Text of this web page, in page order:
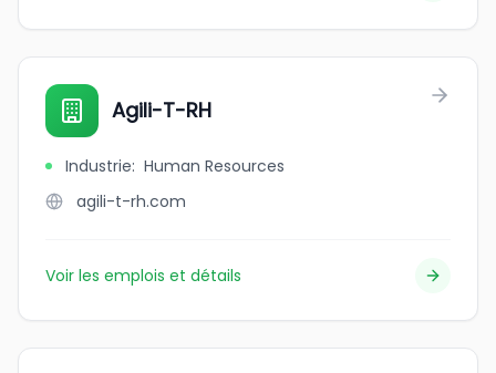
Agili-T-RH
Industrie: Human Resources
agili-t-rh.com
Voir les emplois et détails